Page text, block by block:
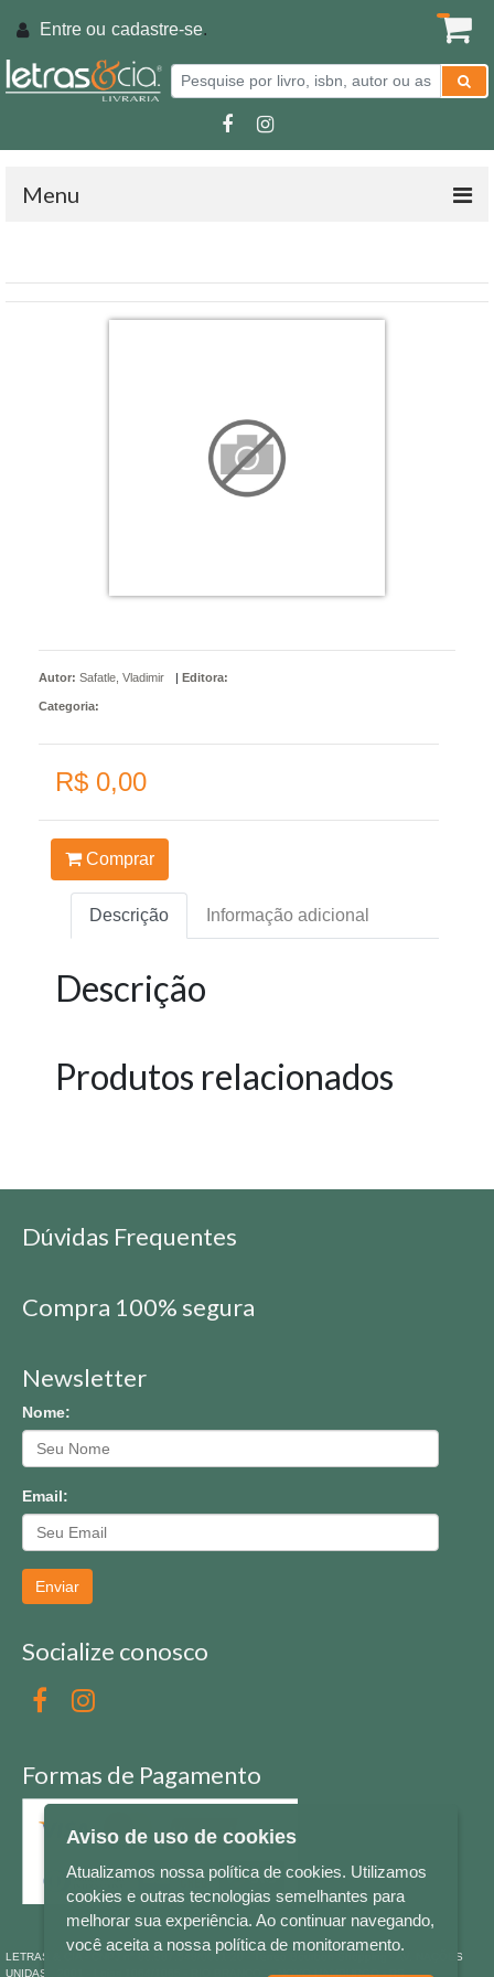
Entre ou cadastre-se.
Menu
Autor: Safatle, Vladimir | Editora:
Categoria:
R$ 0,00
Comprar
Descrição Informação adicional
Descrição
Produtos relacionados
Dúvidas Frequentes
Compra 100% segura
Newsletter
Nome:
Email:
Enviar
Socialize conosco
Formas de Pagamento
LETRAS & CIA - CNPJ n° 88.587.548/0001-20 - Térreo Bourbon Shopping - AV. NAÇÕES
UNIDAS , 2001 - Lojas 1064/1065 - RIO BRANCO - - NOVO HAMBURGO - RS
Aviso de uso de cookies
Atualizamos nossa política de cookies. Utilizamos
cookies e outras tecnologias semelhantes para
melhorar sua experiência. Ao continuar navegando,
você aceita a nossa política de monitoramento.